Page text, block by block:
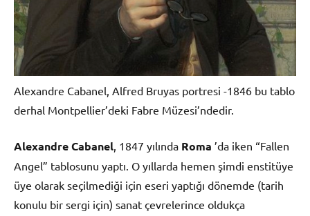
Alexandre Cabanel, Alfred Bruyas portresi -1846 bu tablo
derhal Montpellier’deki Fabre Müzesi’ndedir.
Alexandre Cabanel, 1847 yılında Roma ’da iken “Fallen
Angel” tablosunu yaptı. O yıllarda hemen şimdi enstitüye
üye olarak seçilmediği için eseri yaptığı dönemde (tarih
konulu bir sergi için) sanat çevrelerince oldukça